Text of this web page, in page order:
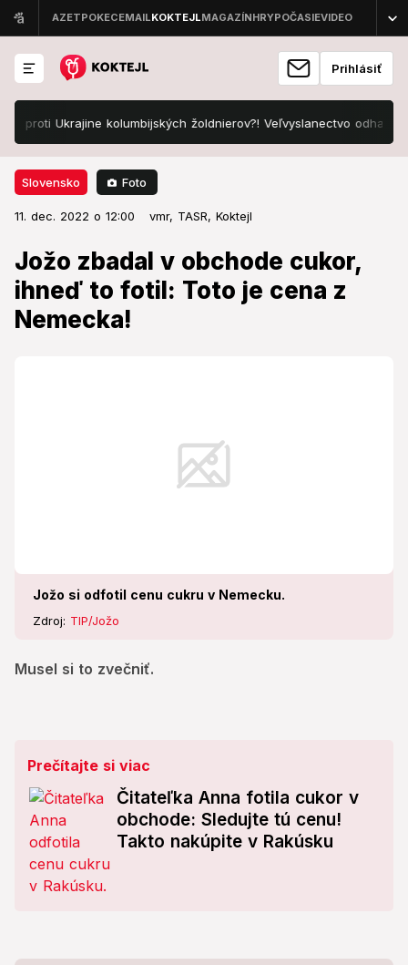
Prihlásiť
kolumbijských žoldnierov?! Veľvyslanectvo odhalilo pravdu
Slovensko Foto
11. dec. 2022 o 12:00 vmr, TASR, Koktejl
Jožo zbadal v obchode cukor,
ihneď to fotil: Toto je cena z
Nemecka!
Jožo si odfotil cenu cukru v Nemecku.
Zdroj: TIP/Jožo
Musel si to zvečniť.
Slovensko 11. dec. 2022 o 12:00
Jožo zbadal v obchode cukor,
ihneď to fotil: Toto je cena z
Nemecka!
Musel si to zvečniť.
Prečítajte si viac
Čitateľka Anna fotila cukor v
obchode: Sledujte tú cenu!
Takto nakúpite v Rakúsku